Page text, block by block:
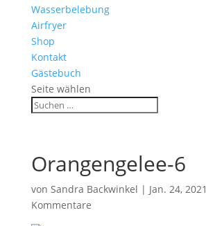
Wasserbelebung
Airfryer
Shop
Kontakt
Gästebuch
Seite wählen
Orangengelee-6
von Sandra Backwinkel | Jan. 24, 2021
Kommentare